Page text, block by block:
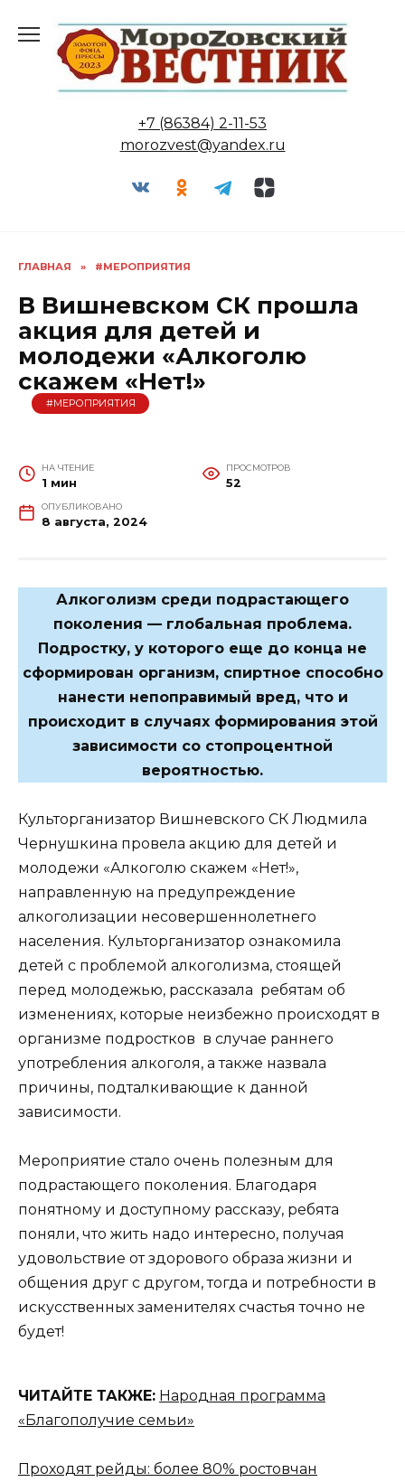
содержанию
+7 (86384) 2-11-53
morozvest@yandex.ru
ГЛАВНАЯ » #МЕРОПРИЯТИЯ
В Вишневском СК прошла
акция для детей и
молодежи «Алкоголю
скажем «Нет!»
#МЕРОПРИЯТИЯ
НА ЧТЕНИЕ
1 мин
ПРОСМОТРОВ
52
ОПУБЛИКОВАНО
8 августа, 2024
Алкоголизм среди подрастающего
поколения — глобальная проблема.
Подростку, у которого еще до конца не
сформирован организм, спиртное способно
нанести непоправимый вред, что и
происходит в случаях формирования этой
зависимости со стопроцентной
вероятностью.
Культорганизатор Вишневского СК Людмила
Чернушкина провела акцию для детей и
молодежи «Алкоголю скажем «Нет!»,
направленную на предупреждение
алкоголизации несовершеннолетнего
населения. Культорганизатор ознакомила
детей с проблемой алкоголизма, стоящей
перед молодежью, рассказала ребятам об
изменениях, которые неизбежно происходят в
организме подростков в случае раннего
употребления алкоголя, а также назвала
причины, подталкивающие к данной
зависимости.
Мероприятие стало очень полезным для
подрастающего поколения. Благодаря
понятному и доступному рассказу, ребята
поняли, что жить надо интересно, получая
удовольствие от здорового образа жизни и
общения друг с другом, тогда и потребности в
искусственных заменителях счастья точно не
будет!
ЧИТАЙТЕ ТАКЖЕ: Народная программа
«Благополучие семьи»
Проходят рейды: более 80% ростовчан